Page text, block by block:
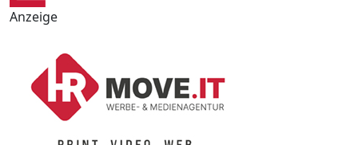
Anzeige